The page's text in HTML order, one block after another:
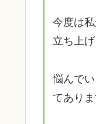
今度は
立ち上げ
悩んで
てありま